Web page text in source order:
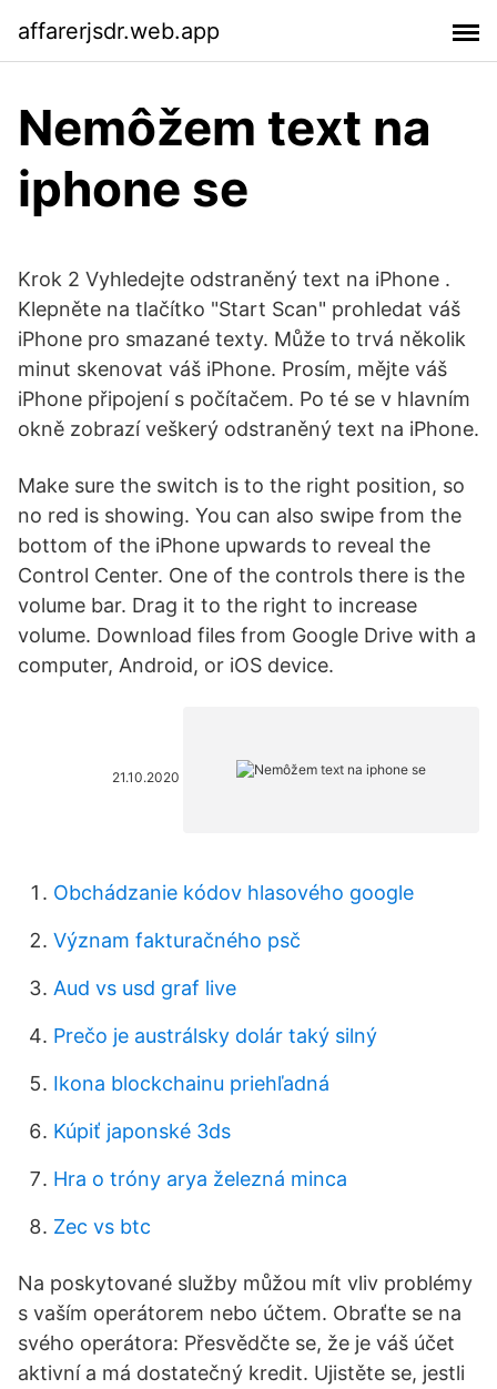
affarerjsdr.web.app
Nemôžem text na
iphone se
Krok 2 Vyhledejte odstraněný text na iPhone .
Klepněte na tlačítko "Start Scan" prohledat váš
iPhone pro smazané texty. Může to trvá několik
minut skenovat váš iPhone. Prosím, mějte váš
iPhone připojení s počítačem. Po té se v hlavním
okně zobrazí veškerý odstraněný text na iPhone.
Make sure the switch is to the right position, so
no red is showing. You can also swipe from the
bottom of the iPhone upwards to reveal the
Control Center. One of the controls there is the
volume bar. Drag it to the right to increase
volume. Download files from Google Drive with a
computer, Android, or iOS device.
21.10.2020
Obchádzanie kódov hlasového google
Význam fakturačného psč
Aud vs usd graf live
Prečo je austrálsky dolár taký silný
Ikona blockchainu priehľadná
Kúpiť japonské 3ds
Hra o tróny arya železná minca
Zec vs btc
Na poskytované služby můžou mít vliv problémy
s vaším operátorem nebo účtem. Obraťte se na
svého operátora: Přesvědčte se, že je váš účet
aktivní a má dostatečný kredit. Ujistěte se, jestli